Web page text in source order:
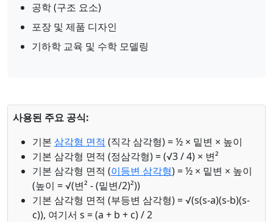
공학 (구조 요소)
포장 및 제품 디자인
기하학 교육 및 수학 모델링
사용된 주요 공식:
기본 삼각형 면적 (직각 삼각형) = ½ × 밑변 × 높이
기본 삼각형 면적 (정삼각형) = (√3 / 4) × 변²
기본 삼각형 면적 (이등변 삼각형) = ½ × 밑변 × 높이
(높이 = √(변² - (밑변/2)²))
기본 삼각형 면적 (부등변 삼각형) = √(s(s-a)(s-b)(s-
c)), 여기서 s = (a + b + c) / 2